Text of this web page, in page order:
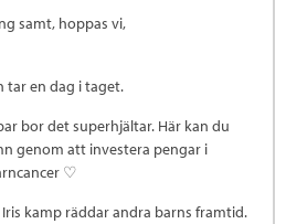
samt, hoppas vi,
tar en dag i taget.
bor det superhjältar. Här kan du
genom att investera pengar i
♡
kamp räddar andra barns framtid.